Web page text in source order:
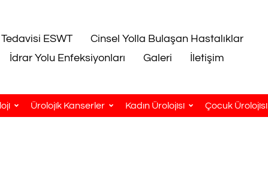
ESWT
Cinsel Yolla Bulaşan Hastalıklar
İdrar Yolu Enfeksiyonları Galeri İletişim
Ürolojik Kanserler Kadın Ürolojisi Çocuk Ürolojisi